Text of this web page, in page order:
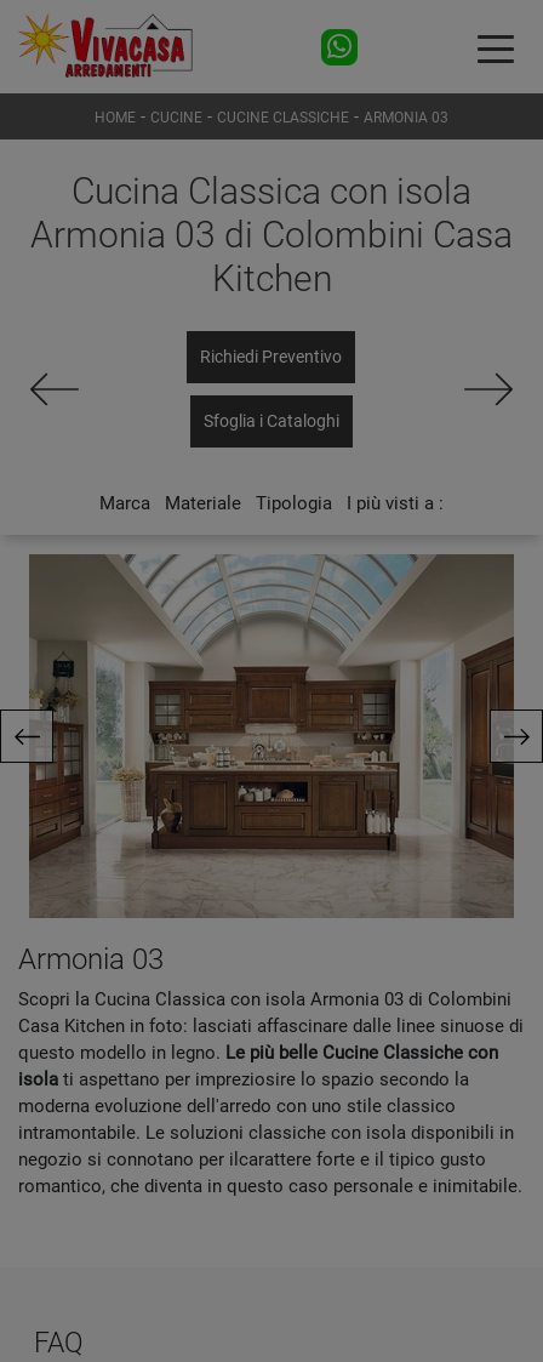
HOME - CUCINE - CUCINE CLASSICHE - ARMONIA 03
Cucina Classica con isola
Armonia 03 di Colombini Casa
Kitchen
Richiedi Preventivo
Sfoglia i Cataloghi
Marca Materiale Tipologia I più visti a :
Armonia 03
Scopri la Cucina Classica con isola Armonia 03 di Colombini
Casa Kitchen in foto: lasciati affascinare dalle linee sinuose di
questo modello in legno. Le più belle Cucine Classiche con
isola ti aspettano per impreziosire lo spazio secondo la
moderna evoluzione dell'arredo con uno stile classico
intramontabile. Le soluzioni classiche con isola disponibili in
negozio si connotano per ilcarattere forte e il tipico gusto
romantico, che diventa in questo caso personale e inimitabile.
FAQ